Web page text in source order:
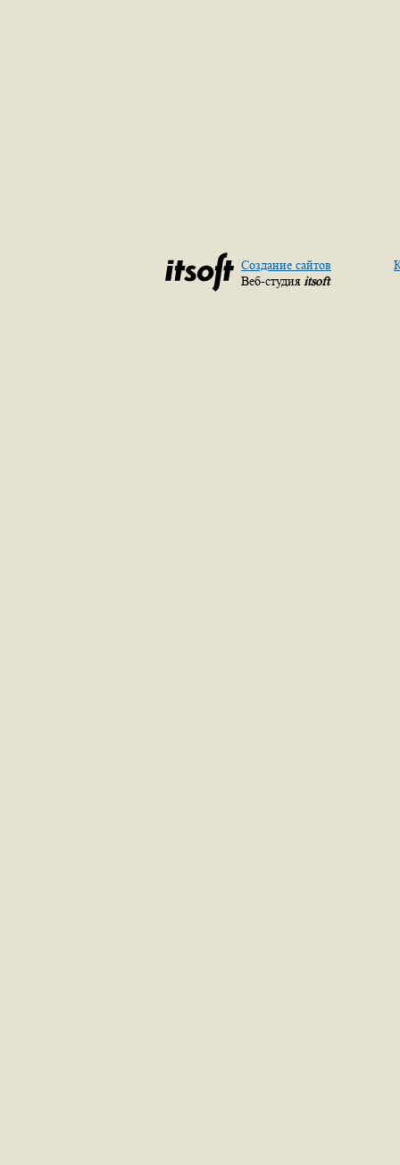
Создание сайтов
Веб-студия itsoft